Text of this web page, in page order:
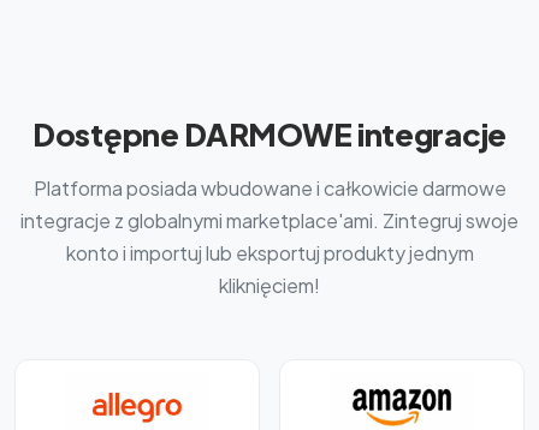
Dostępne DARMOWE integracje
Platforma posiada wbudowane i całkowicie darmowe
integracje z globalnymi marketplace'ami. Zintegruj swoje
konto i importuj lub eksportuj produkty jednym
kliknięciem!